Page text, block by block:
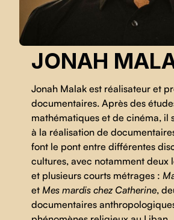
JONAH
Jonah Malak est réalisateur et
documentaires. Après des
mathématiques et de cinéma, il
à la réalisation de
font le pont entre différentes
cultures, avec notamment deux
et plusieurs courts métrages :
et Mes mardis chez Catherine,
documentaires